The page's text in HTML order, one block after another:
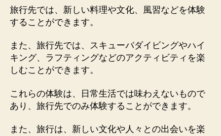
旅行先では、新しい料理や文化、風習などを体験
することができます。
また、旅行先では、スキューバダイビングやハイ
キング、ラフティングなどのアクティビティを楽
しむことができます。
これらの体験は、日常生活では味わえないもので
あり、旅行先でのみ体験することができます。
また、旅行は、新しい文化や人々との出会いを楽